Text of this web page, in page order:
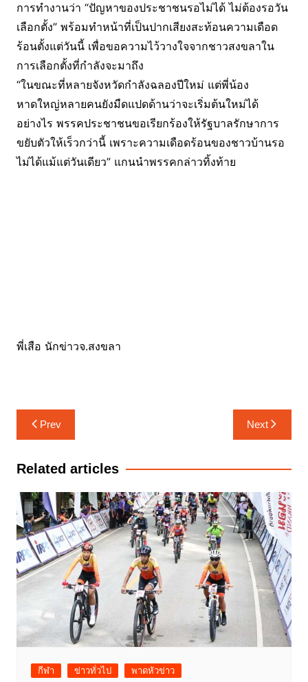
การทำงานว่า “ปัญหาของประชาชนรอไม่ได้ ไม่ต้องรอวัน
เลือกตั้ง” พร้อมทำหน้าที่เป็นปากเสียงสะท้อนความเดือด
ร้อนตั้งแต่วันนี้ เพื่อขอความไว้วางใจจากชาวสงขลาใน
การเลือกตั้งที่กำลังจะมาถึง
“ในขณะที่หลายจังหวัดกำลังฉลองปีใหม่ แต่พี่น้อง
หาดใหญ่หลายคนยังมืดแปดด้านว่าจะเริ่มต้นใหม่ได้
อย่างไร พรรคประชาชนขอเรียกร้องให้รัฐบาลรักษาการ
ขยับตัวให้เร็วกว่านี้ เพราะความเดือดร้อนของชาวบ้านรอ
ไม่ได้แม้แต่วันเดียว” แกนนำพรรคกล่าวทิ้งท้าย
พี่เสือ นักข่าวจ.สงขลา
แนะแนว
เรื่อง
Prev Next
Related articles
กีฬา ข่าวทั่วไป พาดหัวข่าว